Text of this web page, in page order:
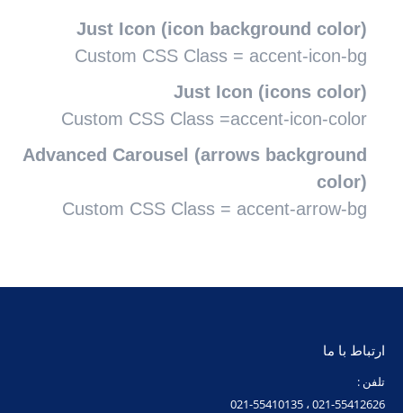
Just Icon (icon background color)
Custom CSS Class = accent-icon-bg
Just Icon (icons color)
Custom CSS Class =accent-icon-color
Advanced Carousel (arrows background
color)
Custom CSS Class = accent-arrow-bg
ارتباط با ما
تلفن :
021-55412626 ، 021-55410135